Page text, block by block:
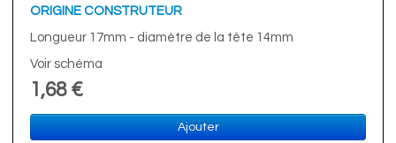
ORIGINE CONSTRUTEUR
Longueur 17mm - diamètre de la tête 14mm
Voir schéma
1,68 €
Ajouter